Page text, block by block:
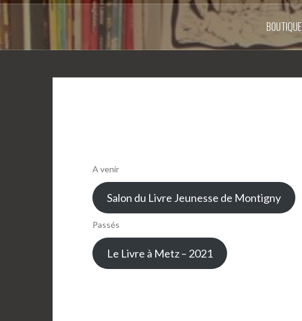
BOUTIQUE
A venir
Salon du Livre Jeunesse de Montigny
Passés
Le Livre à Metz – 2021